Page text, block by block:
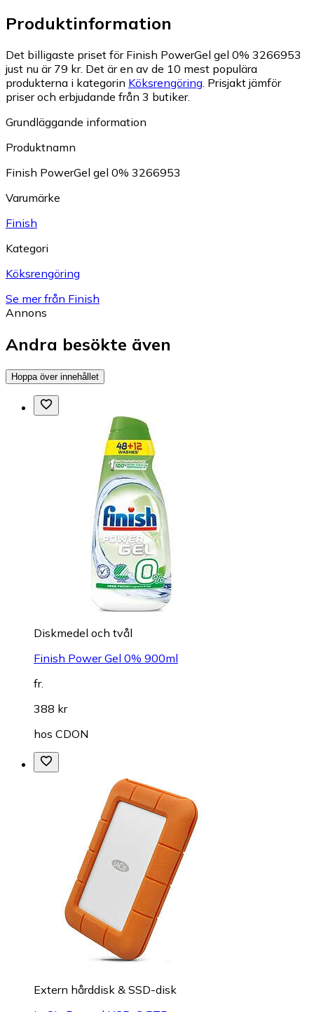
Produktinformation
Det billigaste priset för Finish PowerGel gel 0% 3266953
just nu är 79 kr. Det är en av de 10 mest populära
produkterna i kategorin Köksrengöring. Prisjakt jämför
priser och erbjudande från 3 butiker.
Grundläggande information
Produktnamn
Finish PowerGel gel 0% 3266953
Varumärke
Finish
Kategori
Köksrengöring
Se mer från Finish
Annons
Andra besökte även
Hoppa över innehållet
Diskmedel och tvål
Finish Power Gel 0% 900ml
fr.
388 kr
hos CDON
Extern hårddisk & SSD-disk